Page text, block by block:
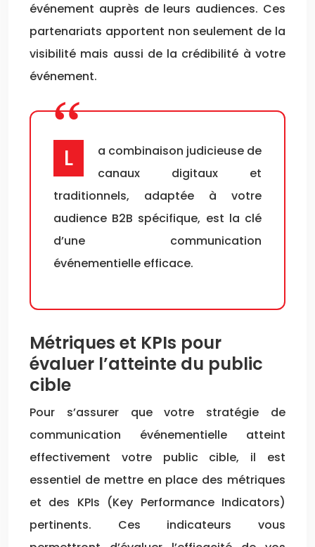
événement auprès de leurs audiences. Ces
partenariats apportent non seulement de la
visibilité mais aussi de la crédibilité à votre
événement.
La combinaison judicieuse de
canaux digitaux et
traditionnels, adaptée à votre
audience B2B spécifique, est la clé
d’une communication
événementielle efficace.
Métriques et KPIs pour
évaluer l’atteinte du public
cible
Pour s’assurer que votre stratégie de
communication événementielle atteint
effectivement votre public cible, il est
essentiel de mettre en place des métriques
et des KPIs (Key Performance Indicators)
pertinents. Ces indicateurs vous